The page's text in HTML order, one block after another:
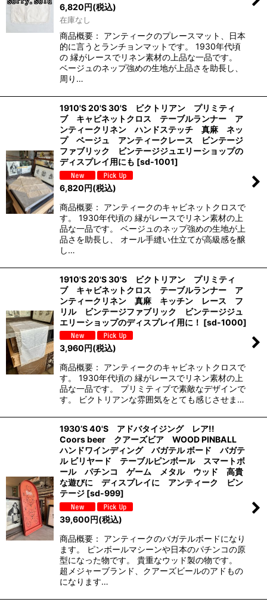
6,820円(税込)
在庫なし
商品概要： アンティークのプレースマット、日本
的に言うとランチョンマットです。 1930年代頃
の 縁がレースでリネン素材の上品な一品です。
ベージュのネップ強めの生地が上品さを助長し、
周り…
1910'S 20'S 30'S ビクトリアン プリミティ
ブ キャビネットクロス テーブルランナー ア
ンティークリネン ハンドステッチ 真麻 ネッ
プ ベージュ アンティークレース ビンテージ
ファブリック ビンテージジュエリーショップの
ディスプレイ用にも [sd-1001]
6,820円(税込)
商品概要： アンティークのキャビネットクロスで
す。 1930年代頃の 縁がレースでリネン素材の上
品な一品です。 ベージュのネップ強めの生地が上
品さを助長し、 オール手縫い仕立てが高級感を醸
し…
1910'S 20'S 30'S ビクトリアン プリミティ
ブ キャビネットクロス テーブルランナー ア
ンティークリネン 真麻 キッチン レース フ
リル ビンテージファブリック ビンテージジュ
エリーショップのディスプレイ用に！ [sd-1000]
3,960 円(税込)
商品概要： アンティークのキャビネットクロスで
す。 1930年代頃の 縁がレースでリネン素材の上
品な一品です。 プリミティブで素敵なデザインで
す。 ビクトリアンな雰囲気をとても感じさせま…
1930’S 40'S アドバタイジング レア!!
Coors beer クアーズビア WOOD PINBALL
ハンドワインディング バガテル ボード バガテ
ル ビリヤード テーブルピンボール スマートボ
ール パチンコ ゲーム メタル ウッド 高貴
な遊びに ディスプレイに アンティーク ビン
テージ [sd-999]
39,600円(税込)
商品概要： アンティークのバガテルボードになり
ます。 ピンボールマシーンや日本のパチンコの原
型になった物です。 貴重なウッド製の物です。
超メジャーブランド、クアーズビールのアドもの
になります…